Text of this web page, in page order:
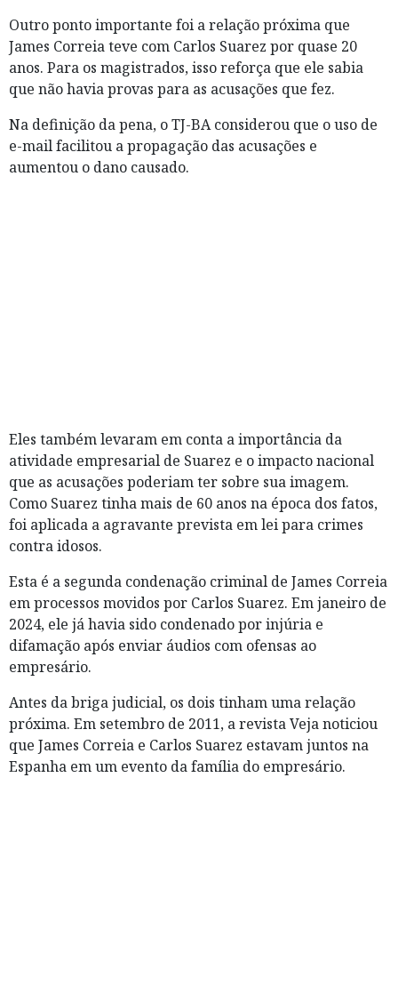
Outro ponto importante foi a relação próxima que
James Correia teve com Carlos Suarez por quase 20
anos. Para os magistrados, isso reforça que ele sabia
que não havia provas para as acusações que fez.
Na definição da pena, o TJ-BA considerou que o uso de
e-mail facilitou a propagação das acusações e
aumentou o dano causado.
Eles também levaram em conta a importância da
atividade empresarial de Suarez e o impacto nacional
que as acusações poderiam ter sobre sua imagem.
Como Suarez tinha mais de 60 anos na época dos fatos,
foi aplicada a agravante prevista em lei para crimes
contra idosos.
Esta é a segunda condenação criminal de James Correia
em processos movidos por Carlos Suarez. Em janeiro de
2024, ele já havia sido condenado por injúria e
difamação após enviar áudios com ofensas ao
empresário.
Antes da briga judicial, os dois tinham uma relação
próxima. Em setembro de 2011, a revista Veja noticiou
que James Correia e Carlos Suarez estavam juntos na
Espanha em um evento da família do empresário.